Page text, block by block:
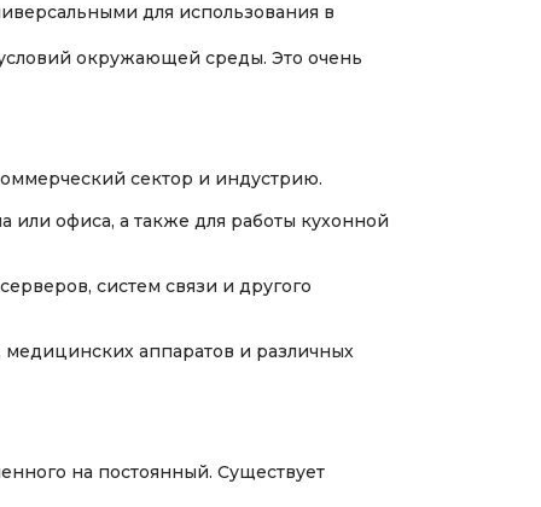
для использования в
окружающей среды. Это очень
сектор и индустрию.
или офиса, а также для работы кухонной
систем связи и другого
аппаратов и различных
на постоянный. Существует